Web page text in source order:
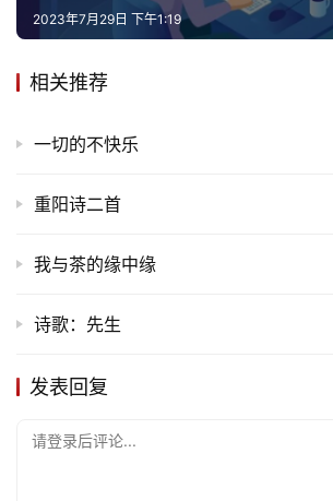
2023年7月29日 下午1:19
相关推荐
一切的不快乐
重阳诗二首
我与茶的缘中缘
诗歌：先生
发表回复
请登录后评论...